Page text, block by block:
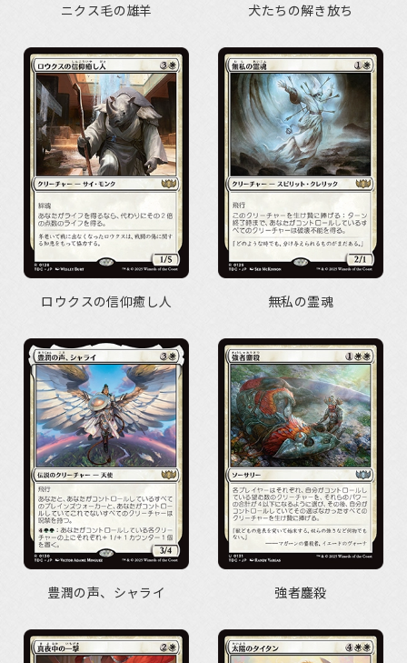
ニクス毛の雄羊 犬たちの解き放ち
ロウクスの信仰癒し人 無私の霊魂
豊潤の声、シャライ 強者鏖殺